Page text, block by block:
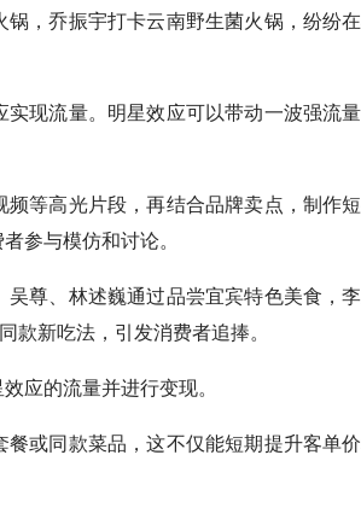
，乔振宇打卡云南野生菌火锅，纷纷
现流量。明星效应可以带动一波强流
等高光片段，再结合品牌卖点，制作
参与模仿和讨论。
尊、林述巍通过品尝宜宾特色美食，
新吃法，引发消费者追捧。
应的流量并进行变现。
或同款菜品，这不仅能短期提升客单